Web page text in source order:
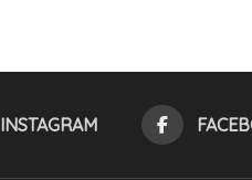
INSTAGRAM